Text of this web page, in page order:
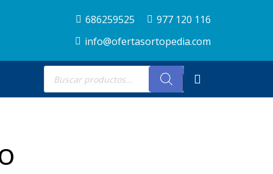
686259525
977 120 116
info@ofertasortopedia.com
Búsqueda
de
productos